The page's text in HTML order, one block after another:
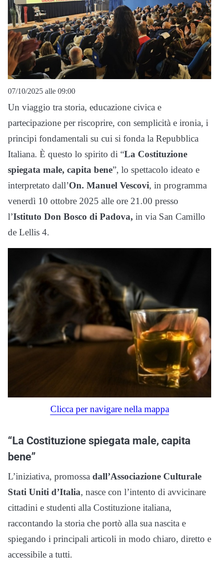
07/10/2025 alle 09:00
Un viaggio tra storia, educazione civica e
partecipazione per riscoprire, con semplicità e ironia, i
principi fondamentali su cui si fonda la Repubblica
Italiana. È questo lo spirito di “La Costituzione
spiegata male, capita bene”, lo spettacolo ideato e
interpretato dall’On. Manuel Vescovi, in programma
venerdì 10 ottobre 2025 alle ore 21.00 presso
l’Istituto Don Bosco di Padova, in via San Camillo
de Lellis 4.
Clicca per navigare nella mappa
“La Costituzione spiegata male, capita
bene”
L’iniziativa, promossa dall’Associazione Culturale
Stati Uniti d’Italia, nasce con l’intento di avvicinare
cittadini e studenti alla Costituzione italiana,
raccontando la storia che portò alla sua nascita e
spiegando i principali articoli in modo chiaro, diretto e
accessibile a tutti.